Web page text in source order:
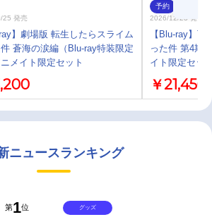
25 発売
ray】劇場版 転生したらスライム
蒼海の涙編（Blu-ray特装限定
メイト限定セット
予約
2026/12/23 発売
【Blu-ray】
った件 第4期
イト限定セッ
￥21,450
ニュースランキング
第1位 グッズ